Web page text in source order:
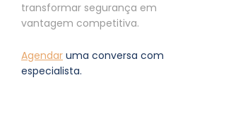
transformar segurança em
vantagem competitiva.
Agendar uma conversa com
especialista.